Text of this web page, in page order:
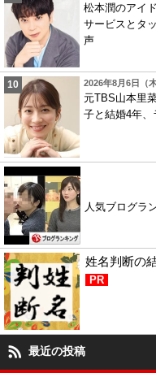
松本潤のアイ
サービスとタ
声
2026年8月6日（
元TBS山本里
子と結婚4年
人気ブログラ
姓名判断の
PR
最近の投稿